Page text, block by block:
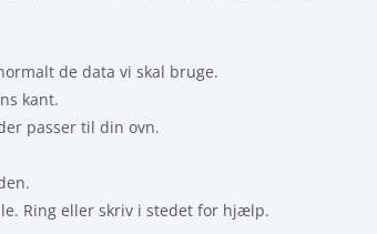
de data vi skal bruge.
kant.
passer til din ovn.
Ring eller skriv i stedet for hjælp.